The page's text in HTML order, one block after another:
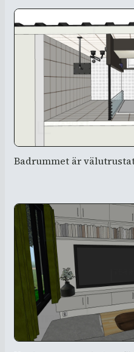
Badrummet är